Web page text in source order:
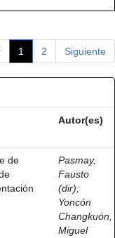
1 2 Siguiente
Autor(es)
de
Pasmay,
Fausto
(dir);
Yoncón
Changkuón,
Miguel